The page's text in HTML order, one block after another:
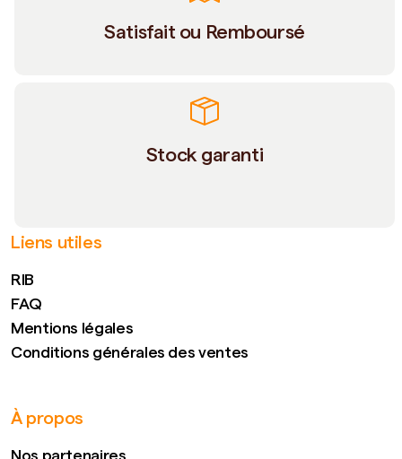
Satisfait ou Remboursé
Stock garanti
Liens utiles
RIB
FAQ
Mentions légales
Conditions générales des ventes
À propos
Nos partenaires